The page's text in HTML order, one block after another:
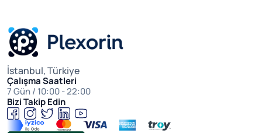
İstanbul, Türkiye
Çalışma Saatleri
7 Gün / 10:00 - 22:00
Bizi Takip Edin